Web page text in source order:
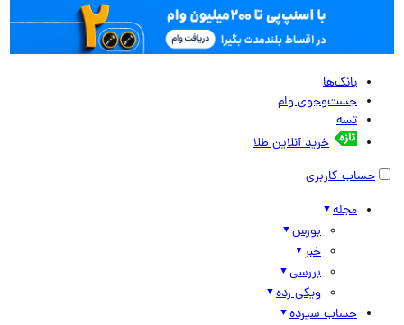
بانک‌ها
جست‌وجوی وام
تسه
خرید آنلاین طلا
حساب کاربری
مجله
بورس
خبر
بررسی
ویکی رده
حساب سپرده